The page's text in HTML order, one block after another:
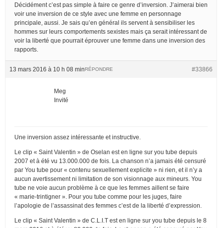
Décidément c’est pas simple à faire ce genre d’inversion. J’aimerai bien
voir une inversion de ce style avec une femme en personnage
principale, aussi. Je sais qu’en général ils servent à sensibiliser les
hommes sur leurs comportements sexistes mais ça serait intéressant de
voir la liberté que pourrait éprouver une femme dans une inversion des
rapports.
13 mars 2016 à 10 h 08 min #33866
RÉPONDRE
Meg
Invité
Une inversion assez intéressante et instructive.
Le clip « Saint Valentin » de Oselan est en ligne sur you tube depuis
2007 et à été vu 13.000.000 de fois. La chanson n’a jamais été censuré
par You tube pour « contenu sexuellement explicite » ni rien, et il n’y a
aucun avertissement ni limitation de son visionnage aux mineurs. You
tube ne voie aucun problème à ce que les femmes aillent se faire
« marie-trintigner ». Pour you tube comme pour les juges, faire
l’apologie de l’assassinat des femmes c’est de la liberté d’expression.
Le clip « Saint Valentin » de C.L.I.T est en ligne sur you tube depuis le 8